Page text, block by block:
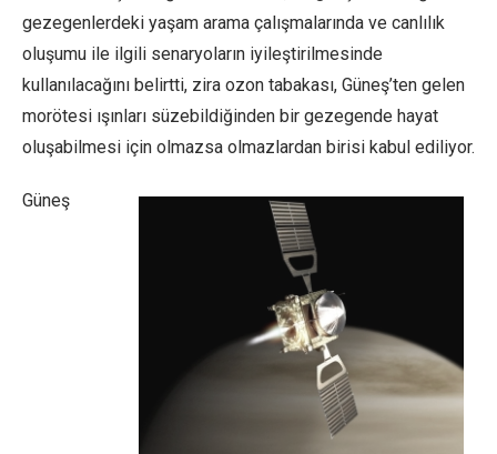
gezegenlerdeki yaşam arama çalışmalarında ve canlılık
oluşumu ile ilgili senaryoların iyileştirilmesinde
kullanılacağını belirtti, zira ozon tabakası, Güneş’ten gelen
morötesi ışınları süzebildiğinden bir gezegende hayat
oluşabilmesi için olmazsa olmazlardan birisi kabul ediliyor.
Güneş